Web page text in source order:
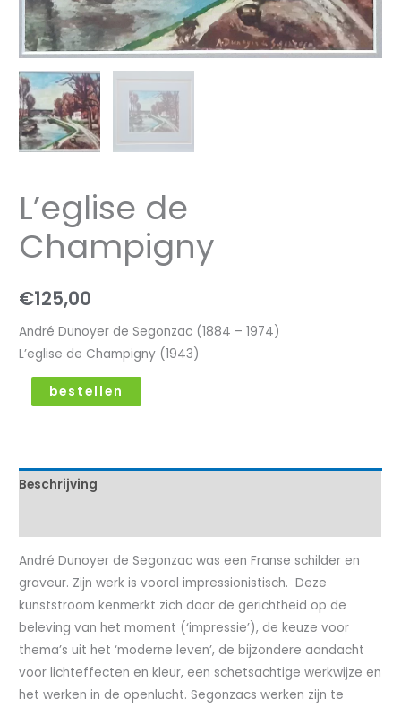
L’eglise de
Champigny
€125,00
André Dunoyer de Segonzac (1884 – 1974)
L’eglise de Champigny (1943)
bestellen
Beschrijving
André Dunoyer de Segonzac was een Franse schilder en
graveur. Zijn werk is vooral impressionistisch. Deze
kunststroom kenmerkt zich door de gerichtheid op de
beleving van het moment (‘impressie’), de keuze voor
thema’s uit het ‘moderne leven’, de bijzondere aandacht
voor lichteffecten en kleur, een schetsachtige werkwijze en
het werken in de openlucht. Segonzacs werken zijn te